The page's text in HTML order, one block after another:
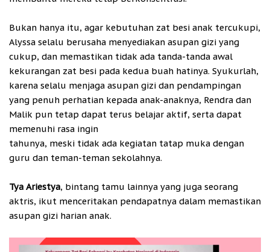
Bukan hanya itu, agar kebutuhan zat besi anak tercukupi,
Alyssa selalu berusaha menyediakan asupan gizi yang
cukup, dan memastikan tidak ada tanda-tanda awal
kekurangan zat besi pada kedua buah hatinya. Syukurlah,
karena selalu menjaga asupan gizi dan pendampingan
yang penuh perhatian kepada anak-anaknya, Rendra dan
Malik pun tetap dapat terus belajar aktif, serta dapat
memenuhi rasa ingin
tahunya, meski tidak ada kegiatan tatap muka dengan
guru dan teman-teman sekolahnya.
Tya Ariestya, bintang tamu lainnya yang juga seorang
aktris, ikut menceritakan pendapatnya dalam memastikan
asupan gizi harian anak.